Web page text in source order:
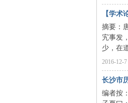
【学术
摘要：
宄事发
少，在
2016-12-
长沙市
编者按